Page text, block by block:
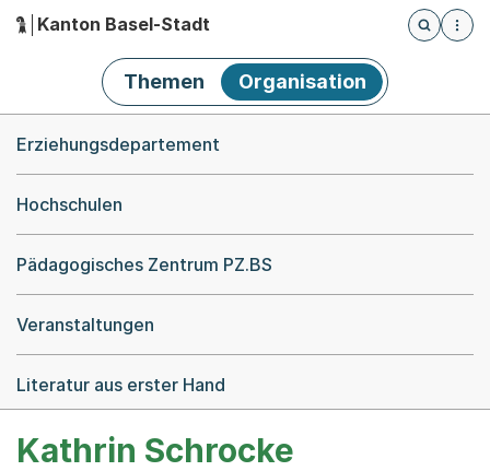
Hauptnavigation
Kanton Basel-Stadt
Öffnet
Themen Organisation
Erziehungsdepartement
Hochschulen
Pädagogisches Zentrum PZ.BS
Veranstaltungen
Literatur aus erster Hand
Kathrin Schrocke